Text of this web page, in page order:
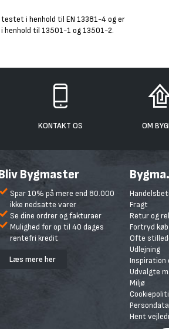
i henhold til EN 13381-4 og er
henhold til 13501-1 og 13501-2.
KONTAKT OS OM
Bygmaster
Spar 10% på mere end 80.000
ikke nedsatte varer
Se dine ordrer og fakturaer
Mulighed for op til 40 dages
rentefri kredit
Læs mere her
Fragt
Retur og
Fortryd køb
Ofte
Udlejning
Inspiration
Udvalgte
Miljø
Hent